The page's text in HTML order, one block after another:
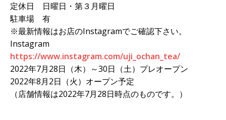
定休日 日曜日・第３月曜日
駐車場 有
※最新情報はお店のInstagramでご確認下さい。
Instagram
https://www.instagram.com/uji_ochan_tea/
2022年7月28日（木）～30日（土）プレオープン
2022年8月2日（火）オープン予定
（店舗情報は2022年7月28日時点のものです。）